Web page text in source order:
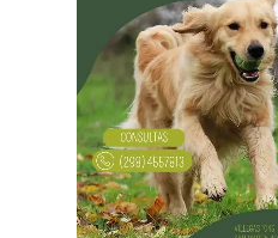
recuperó parte de los
primer involucrado.
En forma paralela, otra
una vivienda ubicada en el
señalada por la víctima. Allí
sospechosoy se llevaron
en el marco de la